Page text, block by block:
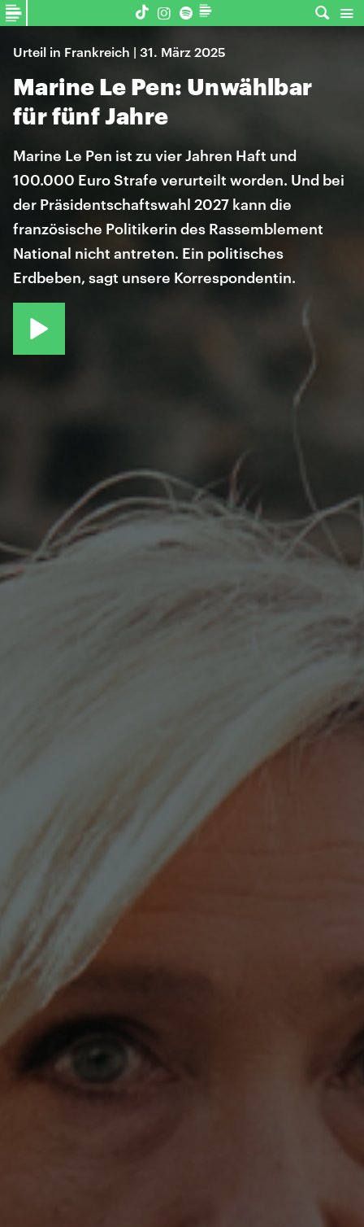
Urteil in Frankreich | 31. März 2025
Marine Le Pen: Unwählbar
für fünf Jahre
Marine Le Pen ist zu vier Jahren Haft und
100.000 Euro Strafe verurteilt worden. Und bei
der Präsidentschaftswahl 2027 kann die
französische Politikerin des Rassemblement
National nicht antreten. Ein politisches
Erdbeben, sagt unsere Korrespondentin.